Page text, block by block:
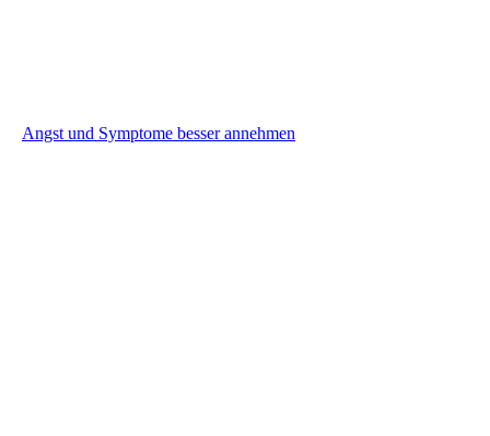
Angst und Symptome besser annehmen